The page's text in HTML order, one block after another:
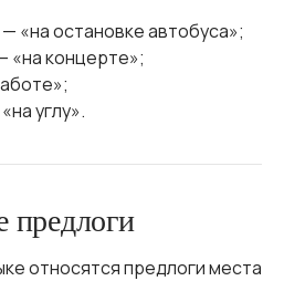
«на остановке автобуса»;
«на концерте»;
углу».
предлоги
относятся предлоги места